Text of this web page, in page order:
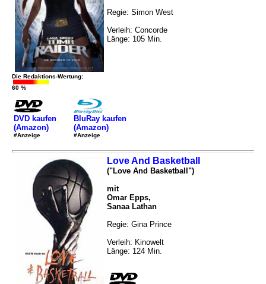
Regie: Simon West
Verleih: Concorde
Länge: 105 Min.
Die Redaktions-Wertung:
60 %
DVD kaufen
(Amazon)
#Anzeige
BluRay kaufen
(Amazon)
#Anzeige
Love And Basketball
("Love And Basketball")
mit
Omar Epps,
Sanaa Lathan
Regie: Gina Prince
Verleih: Kinowelt
Länge: 124 Min.